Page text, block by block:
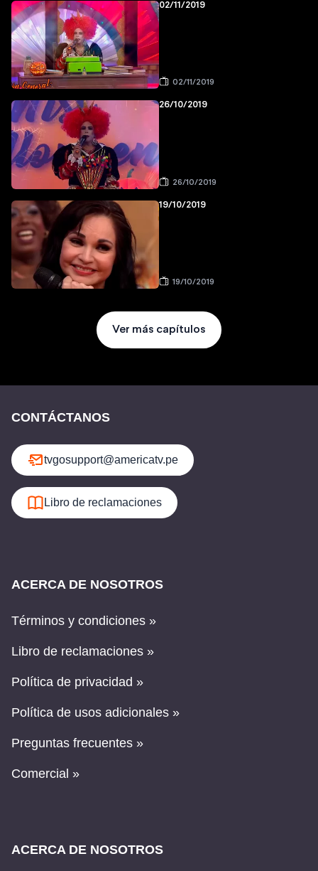
02/11/2019
02/11/2019
26/10/2019
26/10/2019
19/10/2019
19/10/2019
Ver más capítulos
CONTÁCTANOS
tvgosupport@americatv.pe
Libro de reclamaciones
ACERCA DE NOSOTROS
Términos y condiciones »
Libro de reclamaciones »
Política de privacidad »
Política de usos adicionales »
Preguntas frecuentes »
Comercial »
ACERCA DE NOSOTROS